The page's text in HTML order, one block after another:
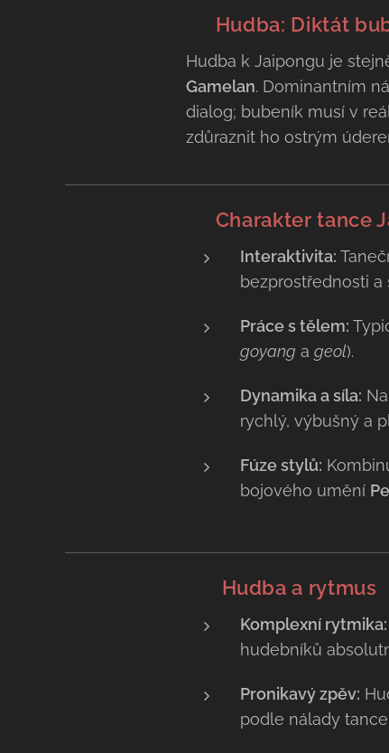
🥁 Hudba: Diktát
Hudba k Jaipongu je
Gamelan. Dominantním
dialog; bubeník musí v
zdůraznit ho ostrým
💃 Charakter tance
Interaktivita:
bezprostřednosti a
Práce s tělem:
goyang a geol).
Dynamika a síla:
rychlý, výbušný a
Fúze stylů:
bojového umění
Hudba a rytmus
Komplexní rytmika:
hudebníků
Pronikavý zpěv:
podle nálady